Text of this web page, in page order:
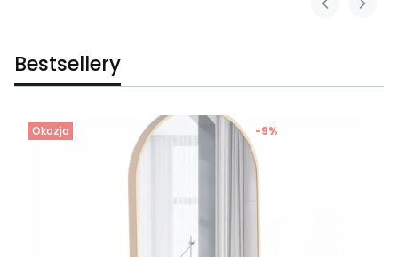
Bestsellery
Okazja -9%